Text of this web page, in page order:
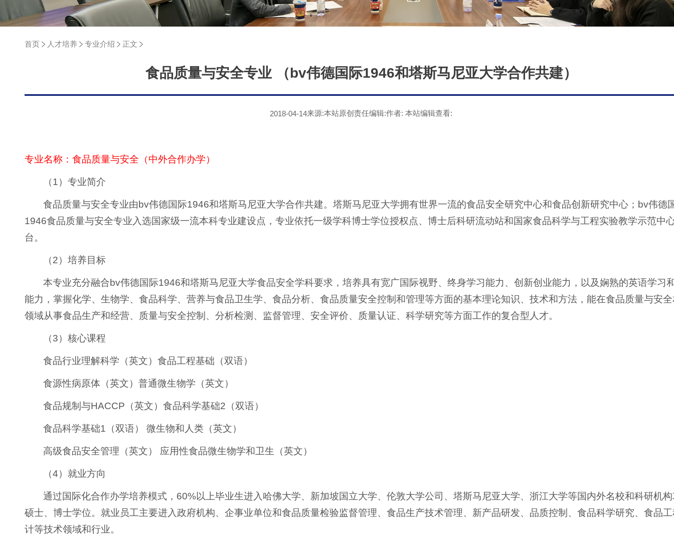
首页 人才培养 专业介绍 正文
食品质量与安全专业 （bv伟德国际1946和塔斯马尼亚大学合作共建）
2018-04-14来源:本站原创 责任编辑:作者: 本站编辑查看:
专业名称：食品质量与安全（中外合作办学）
（1）专业简介
食品质量与安全专业由bv伟德国际1946和塔斯马尼亚大学合作共建。塔斯马尼亚大学拥有世界一流的食品安全研究中心和食品创新研究中心；bv伟德
1946食品质量与安全专业入选国家级一流本科专业建设点，专业依托一级学科博士学位授权点、博士后科研流动站和国家食品科学与工程实验教学示范中
台。
（2）培养目标
本专业充分融合bv伟德国际1946和塔斯马尼亚大学食品安全学科要求，培养具有宽广国际视野、终身学习能力、创新创业能力，以及娴熟的英语学习
能力，掌握化学、生物学、食品科学、营养与食品卫生学、食品分析、食品质量安全控制和管理等方面的基本理论知识、技术和方法，能在食品质量与安
领域从事食品生产和经营、质量与安全控制、分析检测、监督管理、安全评价、质量认证、科学研究等方面工作的复合型人才。
（3）核心课程
食品行业理解科学（英文）食品工程基础（双语）
食源性病原体（英文）普通微生物学（英文）
食品规制与HACCP（英文）食品科学基础2（双语）
食品科学基础1（双语） 微生物和人类（英文）
高级食品安全管理（英文） 应用性食品微生物学和卫生（英文）
（4）就业方向
通过国际化合作办学培养模式，60%以上毕业生进入哈佛大学、新加坡国立大学、伦敦大学公司、塔斯马尼亚大学、浙江大学等国内外名校和科研机
硕士、博士学位。就业员工主要进入政府机构、企事业单位和食品质量检验监督管理、食品生产技术管理、新产品研发、品质控制、食品科学研究、食品
计等技术领域和行业。